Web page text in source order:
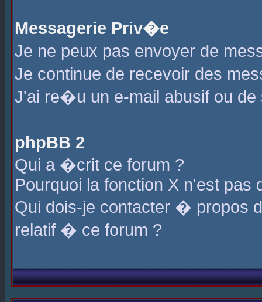
Messagerie Priv�e
Je ne peux pas envoyer de
Je continue de recevoir des
J'ai re�u un e-mail abusif ou de
phpBB 2
Qui a �crit ce forum ?
Pourquoi la fonction X n'est pas
Qui dois-je contacter � propos
relatif � ce forum ?